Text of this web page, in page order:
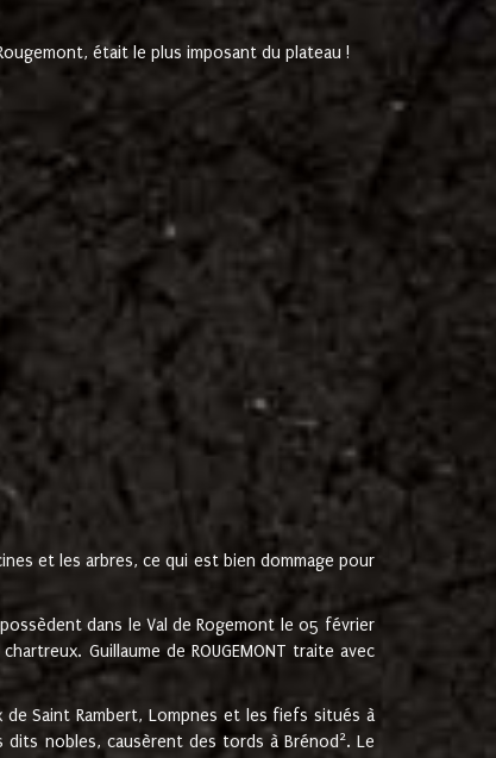
était le plus imposant du plateau !
et les arbres, ce qui est bien dommage pour
possèdent dans le Val de Rogemont le 05 février
Guillaume de ROUGEMONT traite avec
Saint Rambert, Lompnes et les fiefs situés à
dits nobles, causèrent des tords à Brénod 2. Le